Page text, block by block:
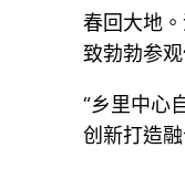
春回大地
致勃勃参
“乡里中心
创新打造